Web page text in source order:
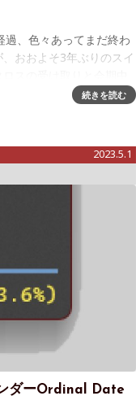
、色々あってまだ終わ
おおよそ3年ぶりのスイ
問題が(今のところ)発生し
続きを読む
2023.5.1
ダーOrdinal Date